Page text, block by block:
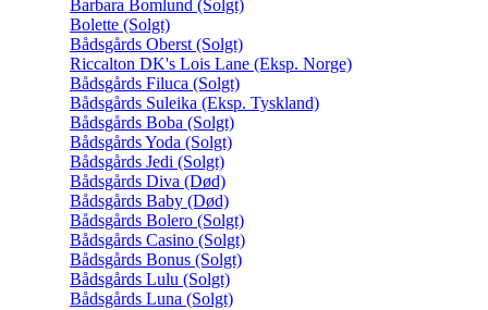
Barbara Bomlund (Solgt)
Bolette (Solgt)
Bådsgårds Oberst (Solgt)
Riccalton DK's Lois Lane (Eksp. Norge)
Bådsgårds Filuca (Solgt)
Bådsgårds Suleika (Eksp. Tyskland)
Bådsgårds Boba (Solgt)
Bådsgårds Yoda (Solgt)
Bådsgårds Jedi (Solgt)
Bådsgårds Diva (Død)
Bådsgårds Baby (Død)
Bådsgårds Bolero (Solgt)
Bådsgårds Casino (Solgt)
Bådsgårds Bonus (Solgt)
Bådsgårds Lulu (Solgt)
Bådsgårds Luna (Solgt)